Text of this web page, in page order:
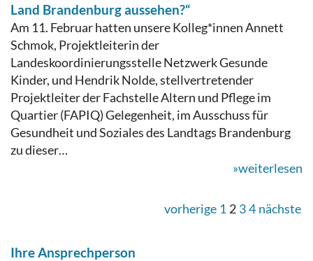
Land Brandenburg aussehen?“
Am 11. Februar hatten unsere Kolleg*innen Annett
Schmok, Projektleiterin der
Landeskoordinierungsstelle Netzwerk Gesunde
Kinder, und Hendrik Nolde, stellvertretender
Projektleiter der Fachstelle Altern und Pflege im
Quartier (FAPIQ) Gelegenheit, im Ausschuss für
Gesundheit und Soziales des Landtags Brandenburg
zu dieser…
»weiterlesen
vorherige 1 2 34 nächste
Ihre Ansprechperson